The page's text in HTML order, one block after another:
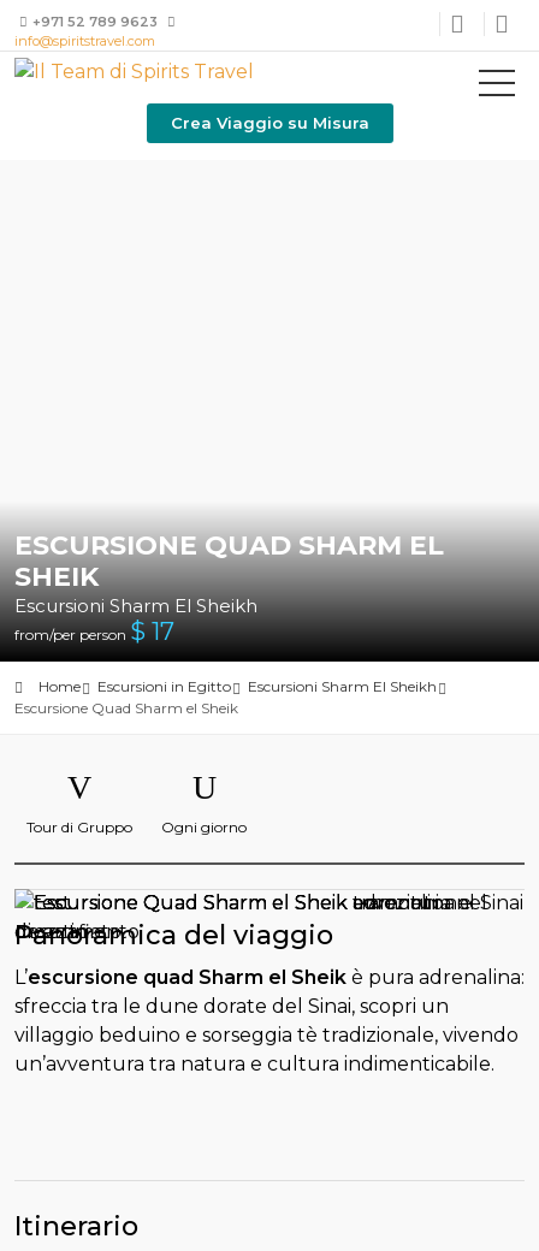
+971 52 789 9623
info@spiritstravel.com
Crea Viaggio su Misura
ESCURSIONE QUAD SHARM EL
SHEIK
Escursioni Sharm El Sheikh
from/per person $ 17
Home Escursioni in Egitto
Escursioni Sharm El Sheikh
Escursione Quad Sharm el Sheik
Tour di Gruppo Ogni giorno
Panoramica del viaggio
L’escursione quad Sharm el Sheik è pura adrenalina:
sfreccia tra le dune dorate del Sinai, scopri un
villaggio beduino e sorseggia tè tradizionale, vivendo
un’avventura tra natura e cultura indimenticabile.
Itinerario